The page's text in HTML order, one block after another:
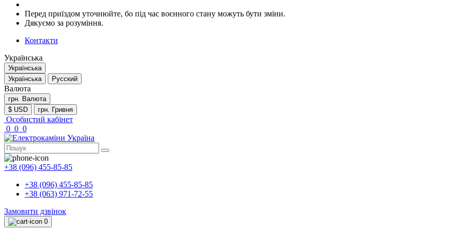
Перед приїздом уточнюйте, бо під час воєнного стану можуть бути зміни.
Дякуємо за розуміння.
Контакти
Українська
Українська
Українська
Русский
Валюта
грн. Валюта
$ USD
грн. Гривня
Особистий кабінет
0 0 0
+38 (096) 455-85-85
+38 (096) 455-85-85
+38 (063) 971-72-55
Замовити дзвінок
0